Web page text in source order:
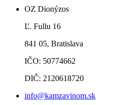
OZ Dionýzos
Ľ. Fullu 16
841 05, Bratislava
IČO: 50774662
DIČ: 2120618720
info@kamzavinom.sk